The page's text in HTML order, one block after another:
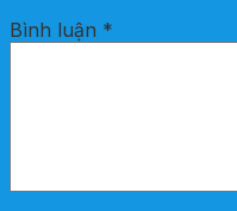
Bình luận *